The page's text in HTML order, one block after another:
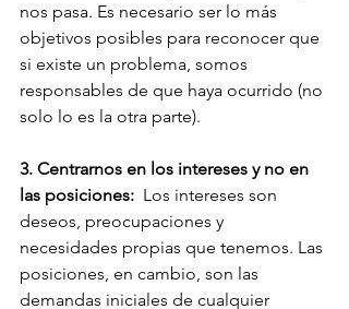
nos pasa. Es necesario ser lo más
objetivos posibles para reconocer que
si existe un problema, somos
responsables de que haya ocurrido (no
solo lo es la otra parte).
3. Centrarnos en los intereses y no en
las posiciones:
  Los intereses son
deseos, preocupaciones y
necesidades propias que tenemos. Las
posiciones, en cambio, son las
demandas iniciales de cualquier